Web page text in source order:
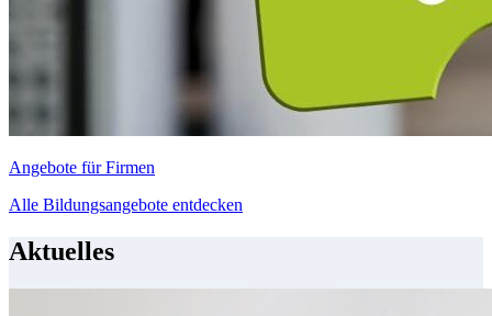
Angebote für Firmen
Alle Bildungsangebote entdecken
Aktuelles